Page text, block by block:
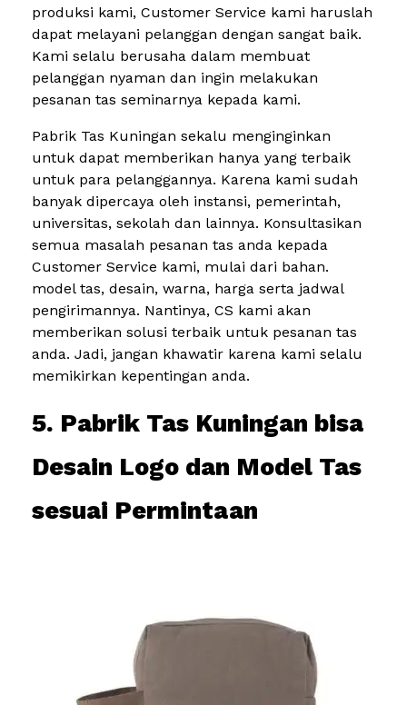
produksi kami, Customer Service kami haruslah
dapat melayani pelanggan dengan sangat baik.
Kami selalu berusaha dalam membuat
pelanggan nyaman dan ingin melakukan
pesanan tas seminarnya kepada kami.
Pabrik Tas Kuningan sekalu menginginkan
untuk dapat memberikan hanya yang terbaik
untuk para pelanggannya. Karena kami sudah
banyak dipercaya oleh instansi, pemerintah,
universitas, sekolah dan lainnya. Konsultasikan
semua masalah pesanan tas anda kepada
Customer Service kami, mulai dari bahan.
model tas, desain, warna, harga serta jadwal
pengirimannya. Nantinya, CS kami akan
memberikan solusi terbaik untuk pesanan tas
anda. Jadi, jangan khawatir karena kami selalu
memikirkan kepentingan anda.
5. Pabrik Tas Kuningan bisa
Desain Logo dan Model Tas
sesuai Permintaan